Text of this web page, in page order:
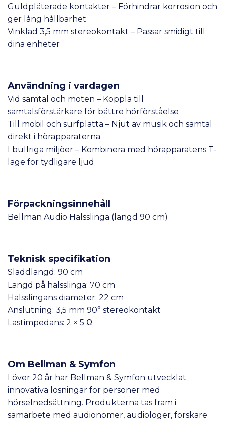
Guldpläterade kontakter – Förhindrar korrosion och
ger lång hållbarhet
Vinklad 3,5 mm stereokontakt – Passar smidigt till
dina enheter
Användning i vardagen
Vid samtal och möten – Koppla till
samtalsförstärkare för bättre hörförståelse
Till mobil och surfplatta – Njut av musik och samtal
direkt i hörapparaterna
I bullriga miljöer – Kombinera med hörapparatens T-
läge för tydligare ljud
Förpackningsinnehåll
Bellman Audio Halsslinga (längd 90 cm)
Teknisk specifikation
Sladdlängd: 90 cm
Längd på halsslinga: 70 cm
Halsslingans diameter: 22 cm
Anslutning: 3,5 mm 90° stereokontakt
Lastimpedans: 2 × 5 Ω
Om Bellman & Symfon
I över 20 år har Bellman & Symfon utvecklat
innovativa lösningar för personer med
hörselnedsättning. Produkterna tas fram i
samarbete med audionomer, audiologer, forskare